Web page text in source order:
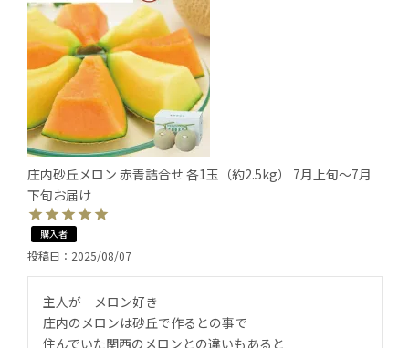
庄内砂丘メロン 赤青詰合せ 各1玉（約2.5kg） 7月上旬～7月
下旬お届け
購入者
投稿日 2025/08/07
主人が　メロン好き
庄内のメロンは砂丘で作るとの事で
住んでいた関西のメロンとの違いもあると